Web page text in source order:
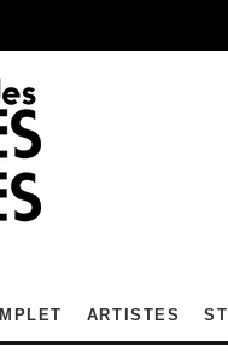
ARTISTES